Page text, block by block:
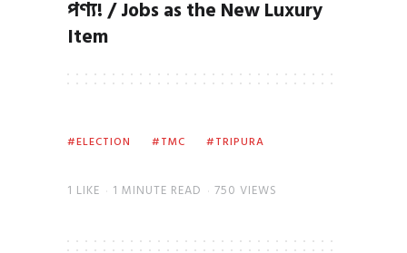
পণ্য! / Jobs as the New Luxury
Item
ELECTION TMC TRIPURA
1 LIKE 1 MINUTE READ 750 VIEWS